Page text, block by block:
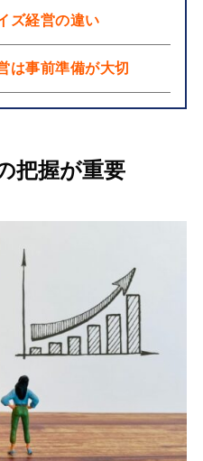
ズ経営の違い
は事前準備が大切
把握が重要